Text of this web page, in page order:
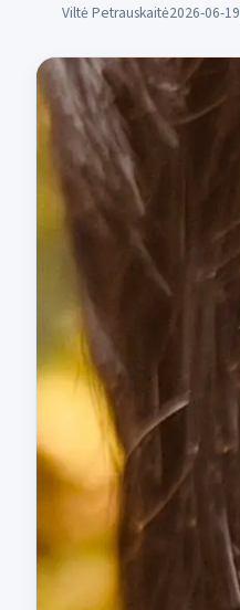
Viltė Petrauskaitė2026-06-19